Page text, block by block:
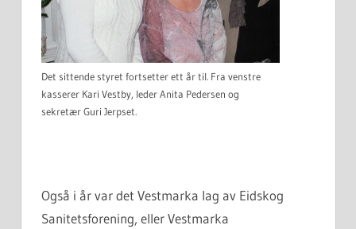
Det sittende styret fortsetter ett år til. Fra venstre
kasserer Kari Vestby, leder Anita Pedersen og
sekretær Guri Jerpset.
Også i år var det Vestmarka lag av Eidskog
Sanitetsforening, eller Vestmarka